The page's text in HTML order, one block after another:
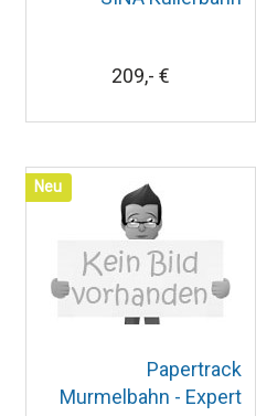
209,- €
Neu
Papertrack
Murmelbahn - Expert